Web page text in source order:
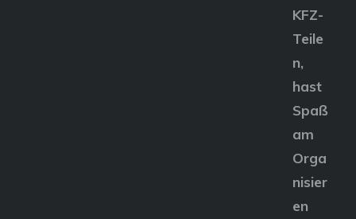
KFZ-
Teile
n,
hast
Spaß
am
Orga
nisier
en